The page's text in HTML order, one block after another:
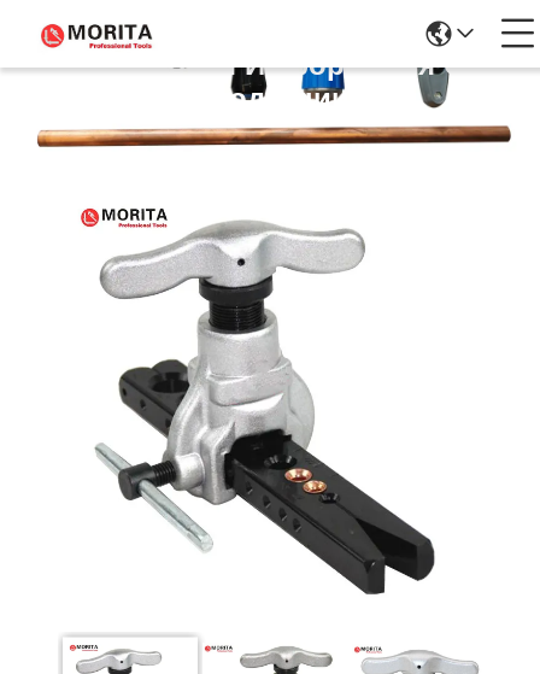
Подробная Информация О
Продукции